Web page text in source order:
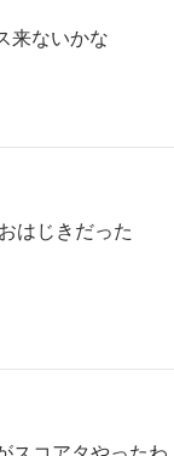
来ないかな
はじきだった